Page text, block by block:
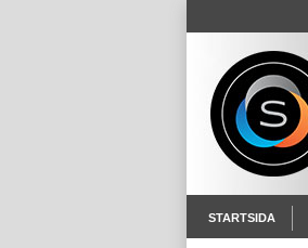
STARTSIDA